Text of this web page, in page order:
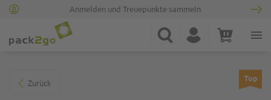
Anmelden und Treuepunkte sammeln
Suche Konto Warenkorb
Zurück Top